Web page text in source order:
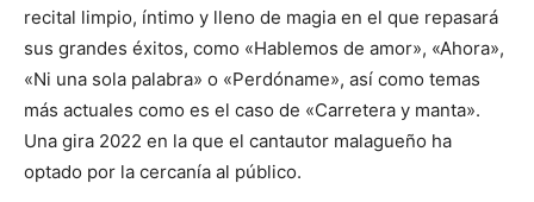
recital limpio, íntimo y lleno de magia en el que repasará
sus grandes éxitos, como «Hablemos de amor», «Ahora»,
«Ni una sola palabra» o «Perdóname», así como temas
más actuales como es el caso de «Carretera y manta».
Una gira 2022 en la que el cantautor malagueño ha
optado por la cercanía al público.